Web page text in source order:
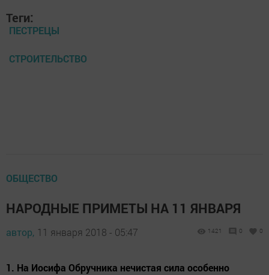
Теги:
ПЕСТРЕЦЫ
СТРОИТЕЛЬСТВО
ОБЩЕСТВО
НАРОДНЫЕ ПРИМЕТЫ НА 11 ЯНВАРЯ
автор, 11 января 2018 - 05:47 1421 0 0
1. На Иосифа Обручника нечистая сила особенно